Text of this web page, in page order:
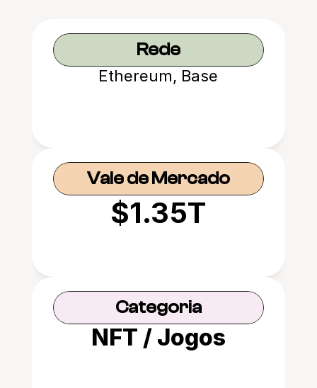
Rede
Ethereum, Base
Vale de Mercado
$1.35T
Categoria
NFT / Jogos